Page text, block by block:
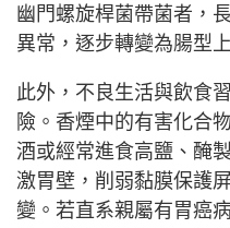
幽門螺旋桿菌帶菌者，
異常，逐步轉變為腸型
此外，不良生活與飲食
險。香煙中的有害化合
酒或經常進食高鹽、醃
激胃壁，削弱黏膜保護
變。若直系親屬有胃癌